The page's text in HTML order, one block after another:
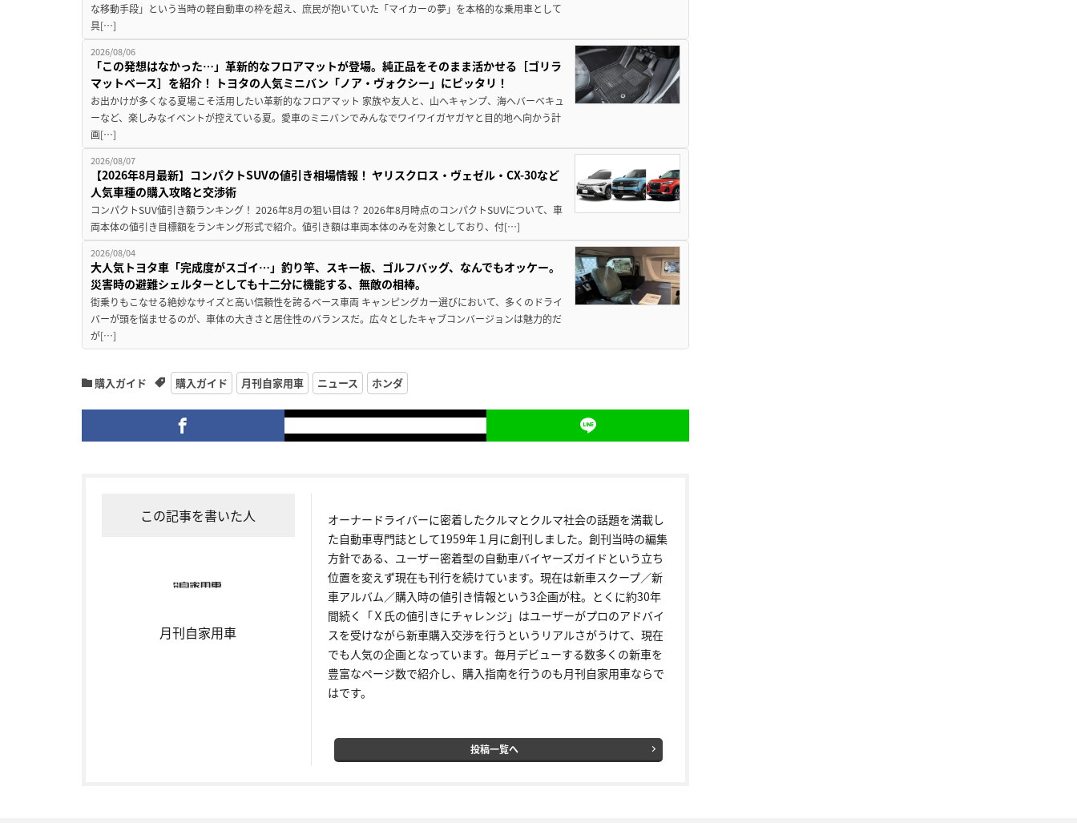
な移動手段」という当時の軽自動車の枠を超え、庶民が抱いていた「マイカーの夢」を本格的な乗用車として
具[…]
2026/08/06
「この発想はなかった…」革新的なフロアマットが登場。純正品をそのまま活かせる［ゴリラ
マットベース］を紹介！ トヨタの人気ミニバン「ノア・ヴォクシー」にピッタリ！
お出かけが多くなる夏場こそ活用したい革新的なフロアマット 家族や友人と、山へキャンプ、海へバーベキュ
ーなど、楽しみなイベントが控えている夏。愛車のミニバンでみんなでワイワイガヤガヤと目的地へ向かう計
画[…]
2026/08/07
【2026年8月最新】コンパクトSUVの値引き相場情報！ ヤリスクロス・ヴェゼル・CX-30など
人気車種の購入攻略と交渉術
コンパクトSUV値引き額ランキング！ 2026年8月の狙い目は？ 2026年8月時点のコンパクトSUVについて、車
両本体の値引き目標額をランキング形式で紹介。値引き額は車両本体のみを対象としており、付[…]
2026/08/04
大人気トヨタ車「完成度がスゴイ…」釣り竿、スキー板、ゴルフバッグ、なんでもオッケー。
災害時の避難シェルターとしても十二分に機能する、無敵の相棒。
街乗りもこなせる絶妙なサイズと高い信頼性を誇るベース車両 キャンピングカー選びにおいて、多くのドライ
バーが頭を悩ませるのが、車体の大きさと居住性のバランスだ。広々としたキャブコンバージョンは魅力的だ
が[…]
購入ガイド 購入ガイド 月刊自家用車 ニュース ホンダ
この記事を書いた人
月刊自家用車
オーナードライバーに密着したクルマとクルマ社会の話題を満載し
た自動車専門誌として1959年１月に創刊しました。創刊当時の編集
方針である、ユーザー密着型の自動車バイヤーズガイドという立ち
位置を変えず現在も刊行を続けています。現在は新車スクープ／新
車アルバム／購入時の値引き情報という3企画が柱。とくに約30年
間続く「Ｘ氏の値引きにチャレンジ」はユーザーがプロのアドバイ
スを受けながら新車購入交渉を行うというリアルさがうけて、現在
でも人気の企画となっています。毎月デビューする数多くの新車を
豊富なページ数で紹介し、購入指南を行うのも月刊自家用車ならで
はです。
投稿一覧へ